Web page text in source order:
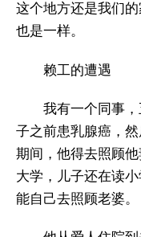
这个地方还是我们
也是一样。
赖工的遭遇
我有一个同事
子之前患乳腺癌，
期间，他得去照顾
大学，儿子还在读
能自己去照顾老婆。